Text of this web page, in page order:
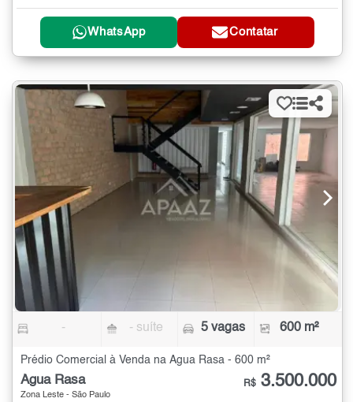
WhatsApp Contatar
- - suíte 5 vagas 600 m²
Prédio Comercial à Venda na Água Rasa - 600 m²
Água Rasa
Zona Leste - São Paulo
R$ 3.500.000